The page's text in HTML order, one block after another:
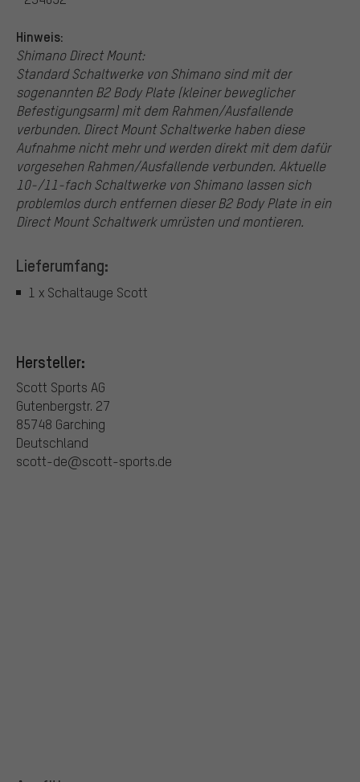
Hinweis:
Shimano Direct Mount:
Standard Schaltwerke von Shimano sind mit der
sogenannten B2 Body Plate (kleiner beweglicher
Befestigungsarm) mit dem Rahmen/Ausfallende
verbunden. Direct Mount Schaltwerke haben diese
Aufnahme nicht mehr und werden direkt mit dem dafür
vorgesehen Rahmen/Ausfallende verbunden. Aktuelle
10-/11-fach Schaltwerke von Shimano lassen sich
problemlos durch entfernen dieser B2 Body Plate in ein
Direct Mount Schaltwerk umrüsten und montieren.
Lieferumfang:
1 x Schaltauge Scott
Hersteller:
Scott Sports AG
Gutenbergstr. 27
85748 Garching
Deutschland
scott-de@scott-sports.de